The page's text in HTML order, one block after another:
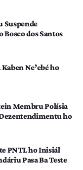
Suspende
Bosco dos Santos
Ne’ebé ho
Membru Polísia
ho
PNTL ho Inisiál
Pasa Ba Teste